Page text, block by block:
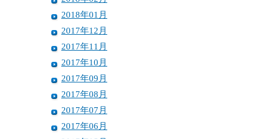
2018年01月
2017年12月
2017年11月
2017年10月
2017年09月
2017年08月
2017年07月
2017年06月